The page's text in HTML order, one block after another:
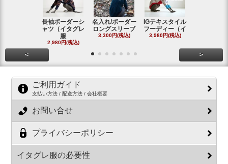
長袖ボーダーシ
ャツ（イタグレ
服
2,980円(税込)
名入れ/ボーダー
ロングスリーブ
3,300円(税込)
IGテキスタイル
フーディー（イ
3,980円(税込)
< >
ご利用ガイド
支払い方法 / 配送方法 / 会社概要
お問い合せ
プライバシーポリシー
イタグレ服の必要性